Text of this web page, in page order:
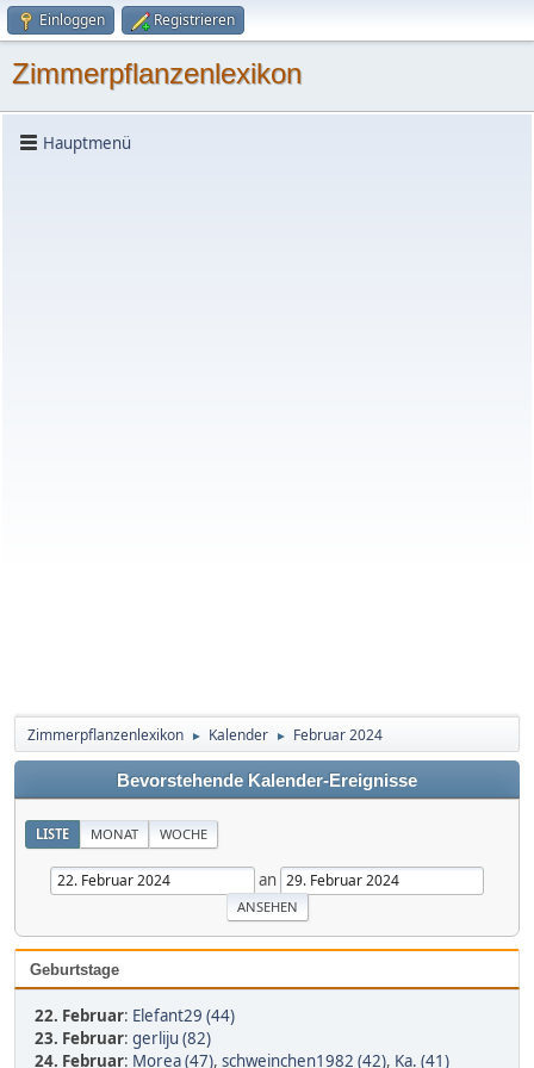
Einloggen Registrieren
Zimmerpflanzenlexikon
Hauptmenü
Zimmerpflanzenlexikon ► Kalender ► Februar 2024
Bevorstehende Kalender-Ereignisse
LISTE MONAT WOCHE
an
Geburtstage
22. Februar: Elefant29 (44)
23. Februar: gerliju (82)
24. Februar: Morea (47), schweinchen1982 (42), Ka. (41)